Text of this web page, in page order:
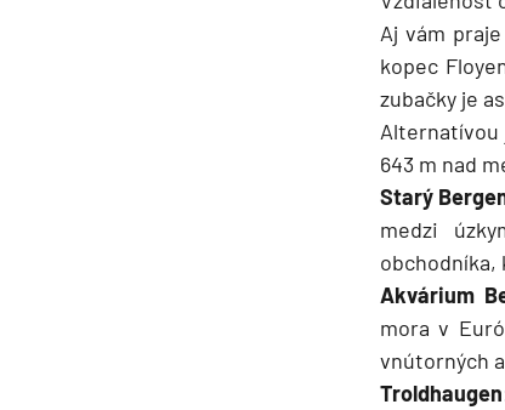
Aj vám
kopec
zubačky je
Alternatívou
643 m nad
Starý
medzi
obchodníka,
Akvárium
mora v
vnútorných
Troldhaugen